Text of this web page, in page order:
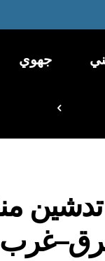
جهوي
تدشين